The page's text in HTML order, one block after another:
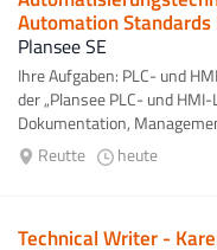
Automation
Plansee SE
Ihre Aufgaben: PLC- und
der „Plansee PLC- und
Dokumentation,
Elektrokonstruktion...
Reutte heute
Technical Writer -